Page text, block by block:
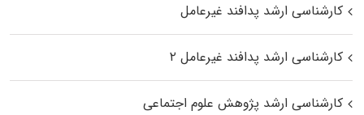
کارشناسی ارشد پدافند غیرعامل
کارشناسی ارشد پدافند غیرعامل ۲
کارشناسی ارشد پژوهش علوم اجتماعی